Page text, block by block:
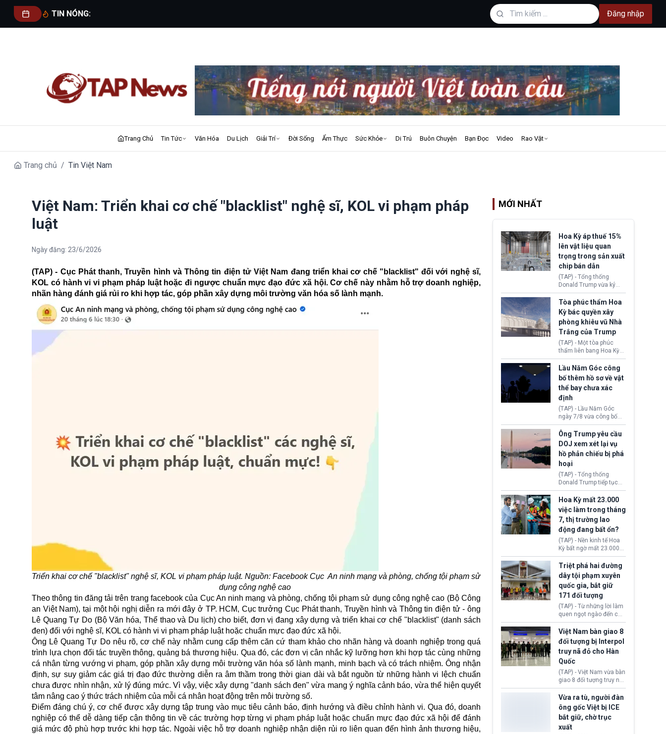
TIN NÓNG: Đăng nhập
Trang Chủ Tin Tức Văn Hóa Du Lịch Giải Trí Đời Sống Ẩm Thực Sức Khỏe Di Trú Buôn Chuyện Bạn Đọc Video Rao Vặt
Trang chủ / Tin Việt Nam
Việt Nam: Triển khai cơ chế "blacklist" nghệ sĩ, KOL vi phạm pháp
luật
Ngày đăng: 23/6/2026
(TAP) - Cục Phát thanh, Truyền hình và Thông tin điện tử Việt Nam đang triển khai cơ chế "blacklist" đối với nghệ sĩ,
KOL có hành vi vi phạm pháp luật hoặc đi ngược chuẩn mực đạo đức xã hội. Cơ chế này nhằm hỗ trợ doanh nghiệp,
nhãn hàng đánh giá rủi ro khi hợp tác, góp phần xây dựng môi trường văn hóa số lành mạnh.
Triển khai cơ chế "blacklist" nghệ sĩ, KOL vi phạm pháp luật. Nguồn: Facebook Cục An ninh mạng và phòng, chống tội phạm sử
dụng công nghệ cao
Theo thông tin đăng tải trên trang facebook của Cục An ninh mạng và phòng, chống tội phạm sử dụng công nghệ cao (Bộ Công
an Việt Nam), tại một hội nghị diễn ra mới đây ở TP. HCM, Cục trưởng Cục Phát thanh, Truyền hình và Thông tin điện tử - ông
Lê Quang Tự Do (Bộ Văn hóa, Thể thao và Du lịch) cho biết, đơn vị đang xây dựng và triển khai cơ chế "blacklist" (danh sách
đen) đối với nghệ sĩ, KOL có hành vi vi phạm pháp luật hoặc chuẩn mực đạo đức xã hội.
Ông Lê Quang Tự Do nêu rõ, cơ chế này nhằm cung cấp thêm căn cứ tham khảo cho nhãn hàng và doanh nghiệp trong quá
trình lựa chọn đối tác truyền thông, quảng bá thương hiệu. Qua đó, các đơn vị cân nhắc kỹ lưỡng hơn khi hợp tác cùng những
cá nhân từng vướng vi phạm, góp phần xây dựng môi trường văn hóa số lành mạnh, minh bạch và có trách nhiệm. Ông nhận
định, sự suy giảm các giá trị đạo đức thường diễn ra âm thầm trong thời gian dài và bắt nguồn từ những hành vi lệch chuẩn
chưa được nhìn nhận, xử lý đúng mức. Vì vậy, việc xây dựng "danh sách đen" vừa mang ý nghĩa cảnh báo, vừa thể hiện quyết
tâm nâng cao ý thức trách nhiệm của mỗi cá nhân hoạt động trên môi trường số.
Điểm đáng chú ý, cơ chế được xây dựng tập trung vào mục tiêu cảnh báo, định hướng và điều chỉnh hành vi. Qua đó, doanh
nghiệp có thể dễ dàng tiếp cận thông tin về các trường hợp từng vi phạm pháp luật hoặc chuẩn mực đạo đức xã hội để đánh
giá mức độ phù hợp trước khi hợp tác. Ngoài việc hỗ trợ doanh nghiệp nhận diện rủi ro liên quan đến hình ảnh thương hiệu,
MỚI NHẤT
Hoa Kỳ áp thuế 15%
lên vật liệu quan
trọng trong sản xuất
chip bán dẫn
(TAP) - Tổng thống
Donald Trump vừa ký
sắc lệnh áp thuế bổ
sung 15% cùng cơ chế
giá sàn nhập khẩu
nghiêm ngặt đối với
polysilicon và các sản
phẩm hạ nguồn. Quyết
định này nhằm khôi
phục chuỗi cung ứng
công nghệ, năng lượng
mặt trời nội địa trước sự
thống trị của Trung
Quốc.
Tòa phúc thẩm Hoa
Kỳ bác quyền xây
phòng khiêu vũ Nhà
Trắng của Trump
(TAP) - Một tòa phúc
thẩm liên bang Hoa Kỳ
vừa phán quyết, chính
quyền Tổng thống
Donald Trump không có
quyền tự ý xây phòng
khiêu vũ mới rộng
khoảng 90.000 feet
vuông tại khu vực Cánh
Đông Nhà Trắng.
Lầu Năm Góc công
bố thêm hồ sơ về vật
thể bay chưa xác
định
(TAP) - Lầu Năm Góc
ngày 7/8 vừa công bố
thêm 41 hồ sơ liên quan
đến UFO hay còn được
gọi là hiện tượng bất
thường chưa xác định
(UAP). Những tài liệu này
bao gồm hình ảnh,
video, báo cáo từ nhiều
cơ quan khác nhau như
Cục Điều tra Liên bang
(FBI), Cơ quan Tình báo
Trung ương (CIA) và Bộ
Ngoại giao (DOS).
Ông Trump yêu cầu
DOJ xem xét lại vụ
hồ phản chiếu bị phá
hoại
(TAP) - Tổng thống
Donald Trump tiếp tục
cho rằng, hồ phản chiếu
trước Đài tưởng niệm
Lincoln bị phá hoại. Lãnh
đạo Nhà Trắng yêu cầu
Bộ Tư pháp (DOJ) xem
xét lại quyết định hủy
truy tố những cá nhân bị
nghi ngờ làm hư hại
công trình.
Hoa Kỳ mất 23.000
việc làm trong tháng
7, thị trường lao
động đang bất ổn?
(TAP) - Nền kinh tế Hoa
Kỳ bất ngờ mất 23.000
việc làm vào tháng 7,
cho thấy thị trường lao
động có dấu hiệu suy
yếu sau thời gian duy trì
tương đối ổn định suốt
nửa năm 2026.
Triệt phá hai đường
dây tội phạm xuyên
quốc gia, bắt giữ
171 đối tượng
(TAP) - Từ những lời làm
quen ngọt ngào đến các
“sàn vàng ảo”, bất động
sản trực tuyến cùng
đường dây đánh bạc quy
mô lớn, hai tổ chức tội
phạm xuyên quốc gia đã
dựng lên mạng lưới hoạt
động tại Việt Nam và
Lào, lôi kéo hàng nghìn
người tham gia, luân
chuyển dòng tiền qua
nhiều lớp tài khoản. Sau
hơn 2 tuần phối hợp truy
xét, lực lượng chức năng
hai nước đã bắt giữ 171
Việt Nam bàn giao 8
đối tượng bị Interpol
truy nã đỏ cho Hàn
Quốc
(TAP) - Việt Nam vừa bàn
giao 8 đối tượng truy nã
đỏ Interpol cho lực lượng
chức năng Hàn Quốc.
Nhóm này bị xác định
lừa đảo 619 nạn nhân,
chiếm đoạt hơn 17,7 tỷ
KRW.
Vừa ra tù, người đàn
ông gốc Việt bị ICE
bắt giữ, chờ trục
xuất